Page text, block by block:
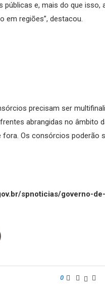
e, mais do que
em regiões”, destacou.
precisam ser
abrangidas no âmbito
Os consórcios poderão
spnoticias/governo-
0